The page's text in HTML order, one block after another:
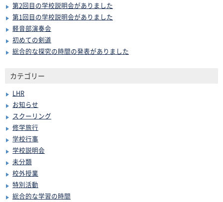
第2回目の学校説明会がありました
第1回目の学校説明会がありました
軽音部演奏会
初めての剣道
総合的な探究の時間の発表がありました
カテゴリー
LHR
お知らせ
スクーリング
修学旅行
学校行事
学校説明会
未分類
校外授業
特別活動
総合的な学習の時間